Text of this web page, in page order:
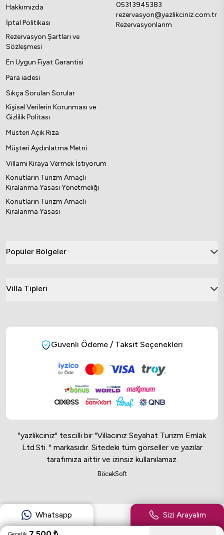
Hakkımızda
İptal Politikası
Rezervasyon Şartları ve
Sözleşmesi
En Uygun Fiyat Garantisi
Para iadesi
Sıkça Sorulan Sorular
Kişisel Verilerin Korunması ve
Gizlilik Politası
Müsteri Açık Rıza
Müşteri Aydınlatma Metni
Villamı Kiraya Vermek İstiyorum
Konutların Turizm Amaçlı
Kiralanma Yasası Yönetmeliği
Konutların Turizm Amacli
Kiralanma Yasasi
05313945383
rezervasyon@yazlikciniz.com.tr
Rezervasyonlarım
Popüler Bölgeler
Villa Tipleri
Güvenli Ödeme / Taksit Seçenekleri
"yazlikciniz" tescilli bir "Villacınız Seyahat Turizm Emlak
Ltd.Sti. " markasıdır. Sitedeki tüm görseller ve yazılar
tarafımıza aittir ve izinsiz kullanılamaz.
BöcekSoft
Whatsapp Sizi Arayalım